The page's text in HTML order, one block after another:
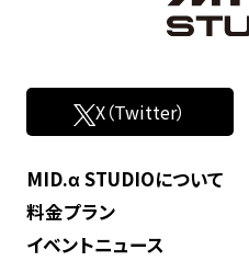
X（Twitter）
MID.α STUDIOについて
料金プラン
イベントニュース